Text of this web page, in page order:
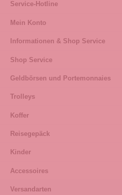
Service-Hotline
Mein Konto
Informationen & Shop Service
Shop Service
Geldbörsen und Portemonnaies
Trolleys
Koffer
Reisegepäck
Kinder
Accessoires
Versandarten